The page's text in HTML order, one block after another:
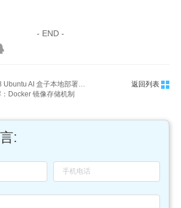
- END -
返回列表
Docker 镜像存储机制
: